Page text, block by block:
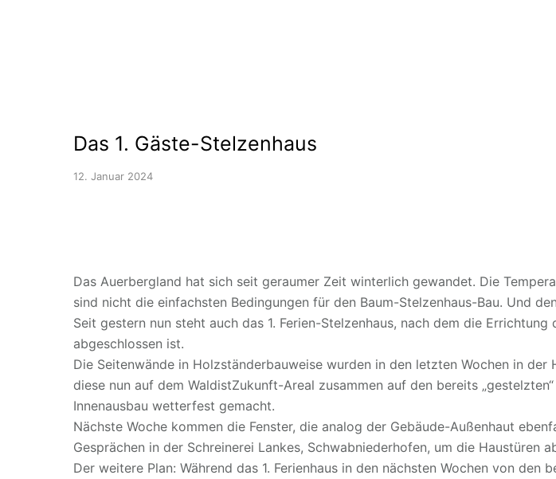
Das 1. Gäste-Stelzenhaus
12. Januar 2024
Das Auerbergland hat sich seit geraumer Zeit winterlich gewandet. Die
sind nicht die einfachsten Bedingungen für den Baum-Stelzenhaus-Bau. Und
Seit gestern nun steht auch das 1. Ferien-Stelzenhaus, nach dem die
abgeschlossen ist.
Die Seitenwände in Holzständerbauweise wurden in den letzten Wochen in
diese nun auf dem WaldistZukunft-Areal zusammen auf den bereits
Innenausbau wetterfest gemacht.
Nächste Woche kommen die Fenster, die analog der Gebäude-Außenhaut
Gesprächen in der Schreinerei Lankes, Schwabniederhofen, um die Haustüren
Der weitere Plan: Während das 1. Ferienhaus in den nächsten Wochen von